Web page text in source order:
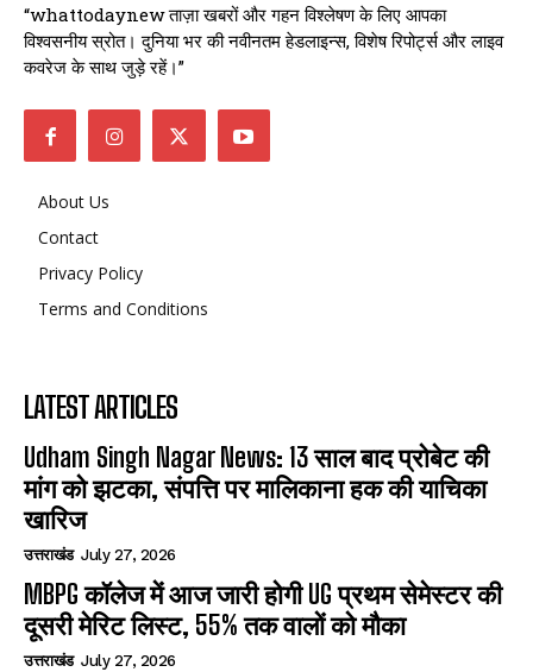
“whattodaynew ताज़ा खबरों और गहन विश्लेषण के लिए आपका
विश्वसनीय स्रोत। दुनिया भर की नवीनतम हेडलाइन्स, विशेष रिपोर्ट्स और लाइव
कवरेज के साथ जुड़े रहें।”
About Us
Contact
Privacy Policy
Terms and Conditions
LATEST ARTICLES
Udham Singh Nagar News: 13 साल बाद प्रोबेट की
मांग को झटका, संपत्ति पर मालिकाना हक की याचिका
खारिज
उत्तराखंड July 27, 2026
MBPG कॉलेज में आज जारी होगी UG प्रथम सेमेस्टर की
दूसरी मेरिट लिस्ट, 55% तक वालों को मौका
उत्तराखंड July 27, 2026